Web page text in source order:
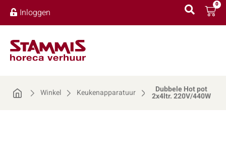
Inloggen
0
Winkel Keukenapparatuur Dubbele Hot pot
2x4ltr. 220V/440W